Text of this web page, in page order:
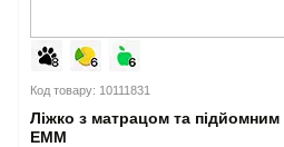
Код товару: 10111831
Ліжко з матрацом та
EMM